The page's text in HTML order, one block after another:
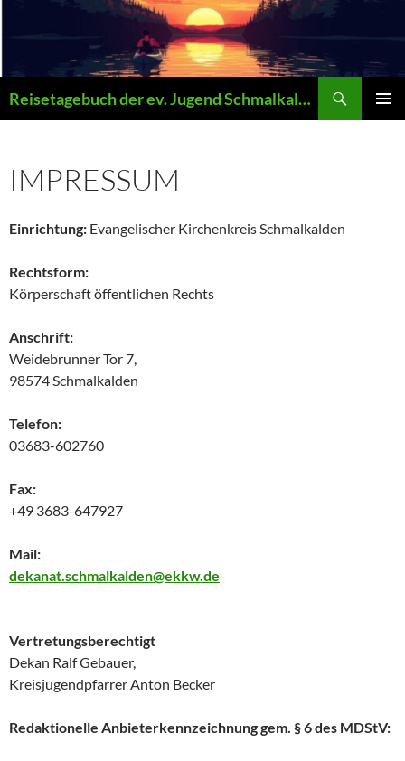
Reisetagebuch der ev. Jugend Schmalkalden
IMPRESSUM
Einrichtung: Evangelischer Kirchenkreis Schmalkalden
Rechtsform:
Körperschaft öffentlichen Rechts
Anschrift:
Weidebrunner Tor 7,
98574 Schmalkalden
Telefon:
03683-602760
Fax:
+49 3683-647927
Mail:
dekanat.schmalkalden@ekkw.de
Vertretungsberechtigt
Dekan Ralf Gebauer,
Kreisjugendpfarrer Anton Becker
Redaktionelle Anbieterkennzeichnung gem. § 6 des MDStV: